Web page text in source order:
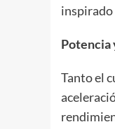
inspirado
Potencia
Tanto el